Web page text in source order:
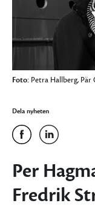
Foto: Petra Hallberg, Pär
Dela nyheten
Per
Fredrik